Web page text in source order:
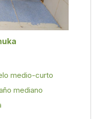
medio-curto
mediano